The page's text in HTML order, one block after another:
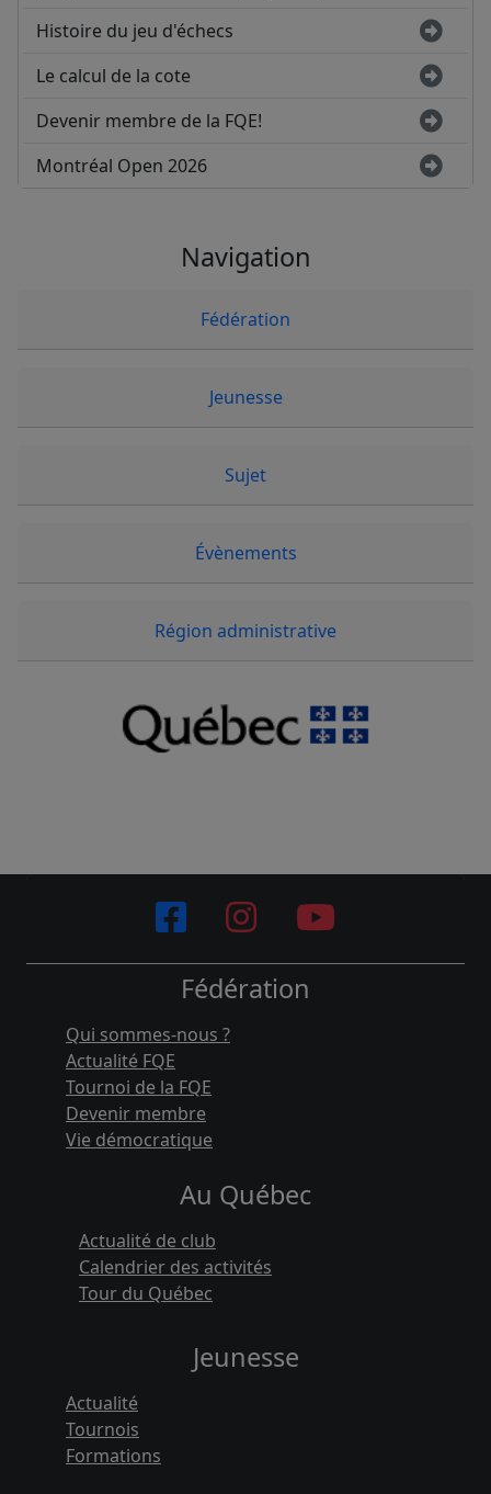
Histoire du jeu d'échecs
Le calcul de la cote
Devenir membre de la FQE!
Montréal Open 2026
Navigation
Fédération
Jeunesse
Sujet
Évènements
Région administrative
Fédération
Qui sommes-nous ?
Actualité FQE
Tournoi de la FQE
Devenir membre
Vie démocratique
Au Québec
Actualité de club
Calendrier des activités
Tour du Québec
Jeunesse
Actualité
Tournois
Formations